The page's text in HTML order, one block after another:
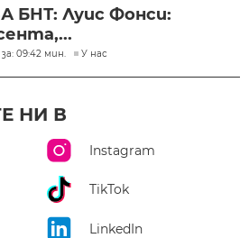
БНТ: Луис Фонси:
09:42 мин. У нас
НИ В
Instagram
TikTok
LinkedIn